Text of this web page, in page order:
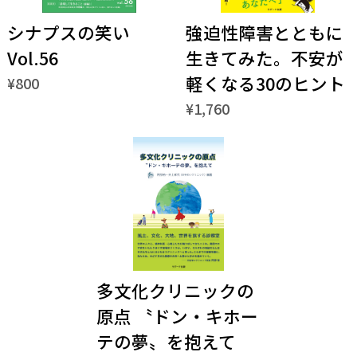
シナプスの笑い
Vol.56
¥800
強迫性障害とともに
生きてみた。不安が
軽くなる30のヒント
¥1,760
多文化クリニックの
原点 〝ドン・キホー
テの夢〟を抱えて